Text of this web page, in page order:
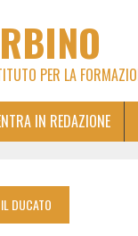
PER LA
IN REDAZIONE
IL DUCATO